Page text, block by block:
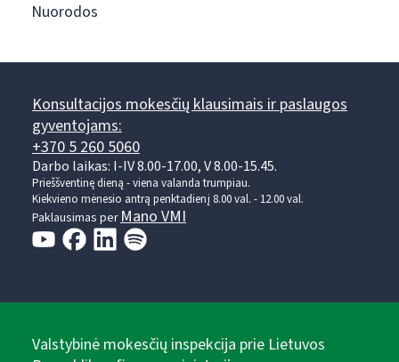
Nuorodos
Konsultacijos mokesčių klausimais ir paslaugos
gyventojams:
+370 5 260 5060
Darbo laikas: I-IV 8.00-17.00, V 8.00-15.45.
Prieššventinę dieną - viena valanda trumpiau.
Kiekvieno mėnesio antrą penktadienį 8.00 val. - 12.00 val.
Paklausimas perMano VMI
Valstybinė mokesčių inspekcija prie Lietuvos